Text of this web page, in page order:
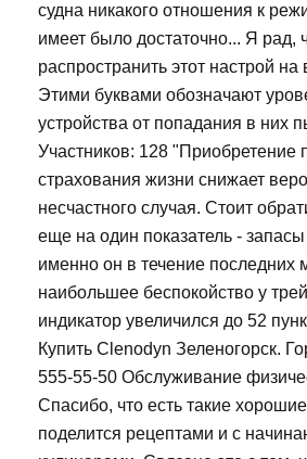
судна никакого отношения к
имеет было достаточно... Я рад,
распространить этот настрой на
Этими буквами обозначают
устройства от попадания в них
Участников: 128 "Приобретение
страхования жизни снижает
несчастного случая. Стоит
еще на один показатель -
именно он в течение последних
наибольшее беспокойство у
индикатор увеличился до 52
Купить Clenodyn Зеленогорск.
555-55-50 Обслуживание
Спасибо, что есть такие
поделится рецептами и с